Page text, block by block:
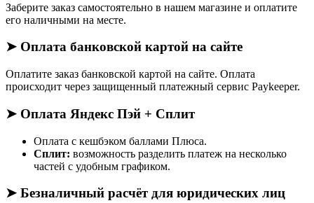
Заберите заказ самостоятельно в нашем магазине и оплатите
его наличными на месте.
➤ Оплата банковской картой на сайте
Оплатите заказ банковской картой на сайте. Оплата
происходит через защищенный платежный сервис Paykeeper.
➤ Оплата Яндекс Пэй + Сплит
Оплата с кешбэком баллами Плюса.
Сплит: возможность разделить платеж на несколько
частей с удобным графиком.
➤ Безналичный расчёт для юридических лиц